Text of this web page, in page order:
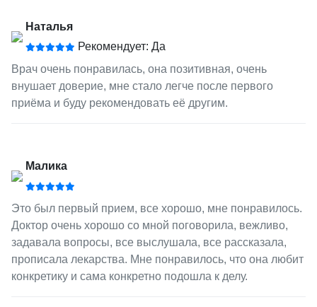
Наталья
Рекомендует: Да
Врач очень понравилась, она позитивная, очень
внушает доверие, мне стало легче после первого
приёма и буду рекомендовать её другим.
Малика
Это был первый прием, все хорошо, мне понравилось.
Доктор очень хорошо со мной поговорила, вежливо,
задавала вопросы, все выслушала, все рассказала,
прописала лекарства. Мне понравилось, что она любит
конкретику и сама конкретно подошла к делу.